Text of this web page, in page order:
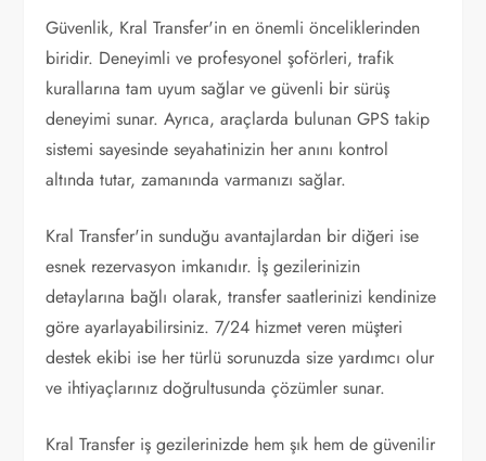
Güvenlik, Kral Transfer'in en önemli önceliklerinden
biridir. Deneyimli ve profesyonel şoförleri, trafik
kurallarına tam uyum sağlar ve güvenli bir sürüş
deneyimi sunar. Ayrıca, araçlarda bulunan GPS takip
sistemi sayesinde seyahatinizin her anını kontrol
altında tutar, zamanında varmanızı sağlar.
Kral Transfer'in sunduğu avantajlardan bir diğeri ise
esnek rezervasyon imkanıdır. İş gezilerinizin
detaylarına bağlı olarak, transfer saatlerinizi kendinize
göre ayarlayabilirsiniz. 7/24 hizmet veren müşteri
destek ekibi ise her türlü sorunuzda size yardımcı olur
ve ihtiyaçlarınız doğrultusunda çözümler sunar.
Kral Transfer iş gezilerinizde hem şık hem de güvenilir